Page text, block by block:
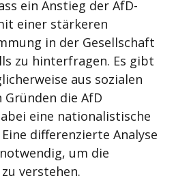
ein Anstieg der AfD-
einer stärkeren
in der Gesellschaft
zu hinterfragen. Es gibt
aus sozialen
die AfD
eine nationalistische
differenzierte Analyse
um die
verstehen.